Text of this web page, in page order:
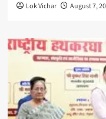
Lok Vichar August 7,